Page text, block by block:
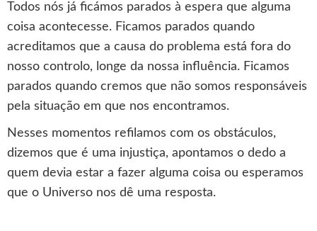
Todos nós já ficámos parados à espera que alguma
coisa acontecesse. Ficamos parados quando
acreditamos que a causa do problema está fora do
nosso controlo, longe da nossa influência. Ficamos
parados quando cremos que não somos responsáveis
pela situação em que nos encontramos.
Nesses momentos refilamos com os obstáculos,
dizemos que é uma injustiça, apontamos o dedo a
quem devia estar a fazer alguma coisa ou esperamos
que o Universo nos dê uma resposta.